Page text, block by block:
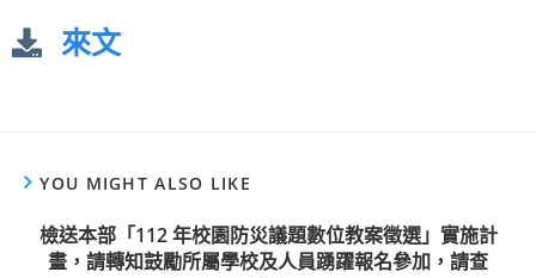
來文
YOU MIGHT ALSO LIKE
檢送本部「112 年校園防災議題數位教案徵選」實施計
畫，請轉知鼓勵所屬學校及人員踴躍報名參加，請查